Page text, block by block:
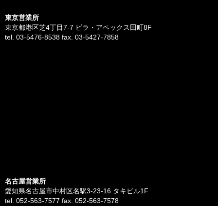
東京営業所
東京都港区芝4丁目7-7 ビラ・アペックス田町8F
tel. 03-5476-8538 fax. 03-5427-7858
名古屋営業所
愛知県名古屋市中村区名駅3-23-16 タキビル1F
tel. 052-563-7577 fax. 052-563-7578